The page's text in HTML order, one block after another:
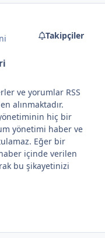
Takipçiler
ve yorumlar RSS
alınmaktadır.
hiç bir
yönetimi haber ve
Eğer bir
içinde verilen
bu şikayetinizi